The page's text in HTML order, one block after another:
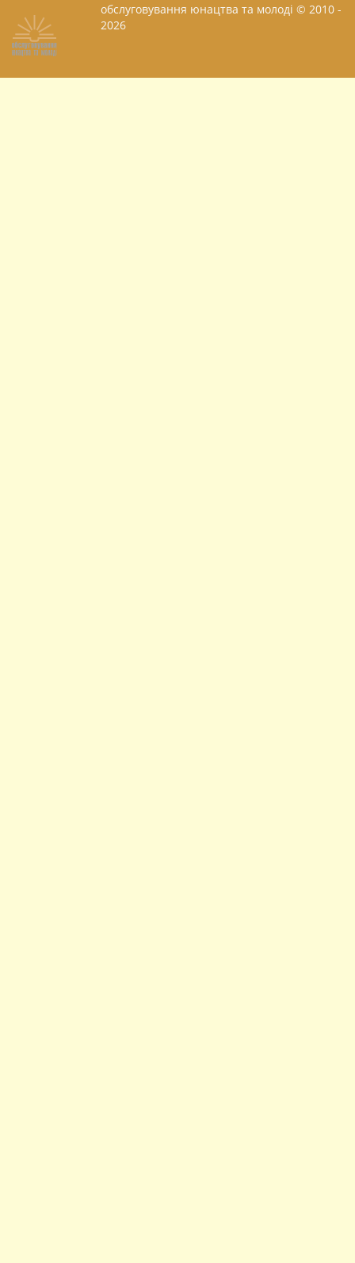
обслуговування юнацтва та молоді © 2010 -
2026